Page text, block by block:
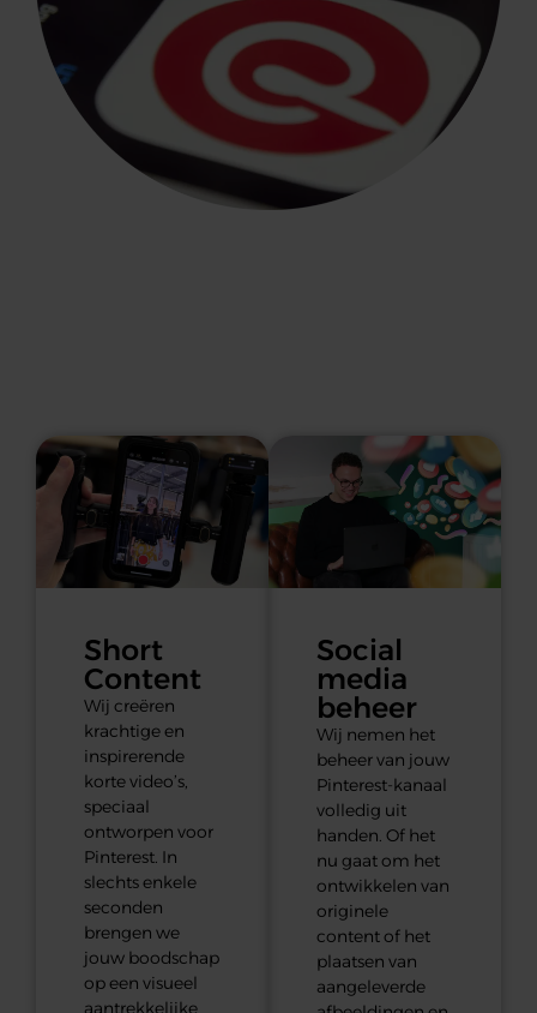
Short
Content
Wij creëren
krachtige en
inspirerende
korte video’s,
speciaal
ontworpen voor
Pinterest. In
slechts enkele
seconden
brengen we
jouw boodschap
op een visueel
aantrekkelijke
Social
media
beheer
Wij nemen het
beheer van jouw
Pinterest-kanaal
volledig uit
handen. Of het
nu gaat om het
ontwikkelen van
originele
content of het
plaatsen van
aangeleverde